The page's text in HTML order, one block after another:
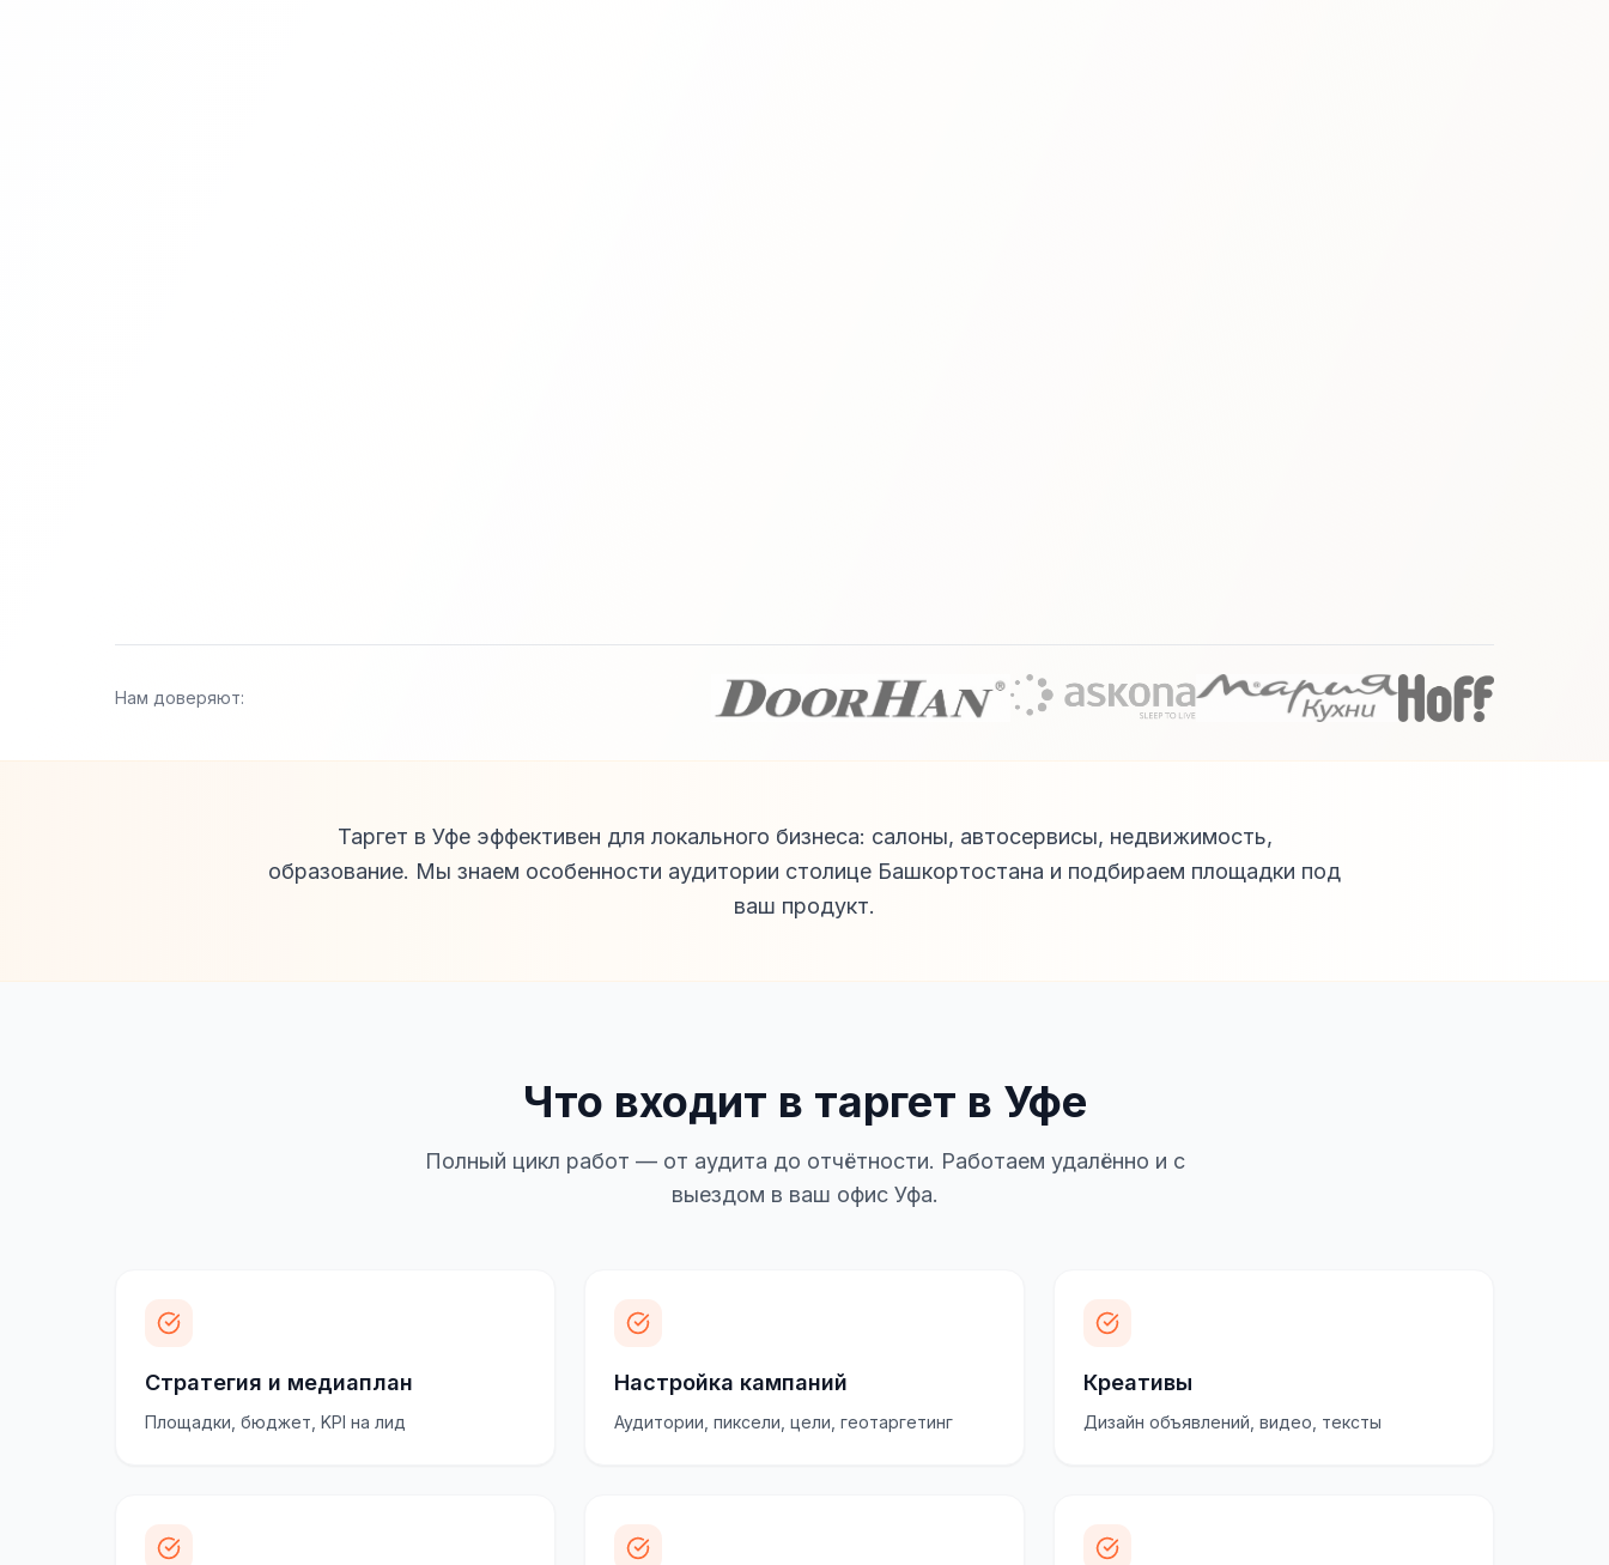
Нам доверяют:
Таргет в Уфе эффективен для локального бизнеса: салоны, автосервисы, недвижимость,
образование. Мы знаем особенности аудитории столице Башкортостана и подбираем площадки под
ваш продукт.
Что входит в таргет в Уфе
Полный цикл работ — от аудита до отчётности. Работаем удалённо и с
выездом в ваш офис Уфа.
Стратегия и медиаплан
Площадки, бюджет, KPI на лид
Настройка кампаний
Аудитории, пиксели, цели, геотаргетинг
Креативы
Дизайн объявлений, видео, тексты